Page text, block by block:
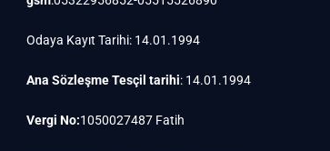
Odaya Kayıt Tarihi: 14.01.1994
Ana Sözleşme Tesçil tarihi: 14.01.1994
Vergi No:1050027487 Fatih